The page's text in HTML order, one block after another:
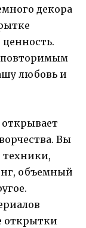
декора
любовь и
Вы
техники,
объемный
открытки